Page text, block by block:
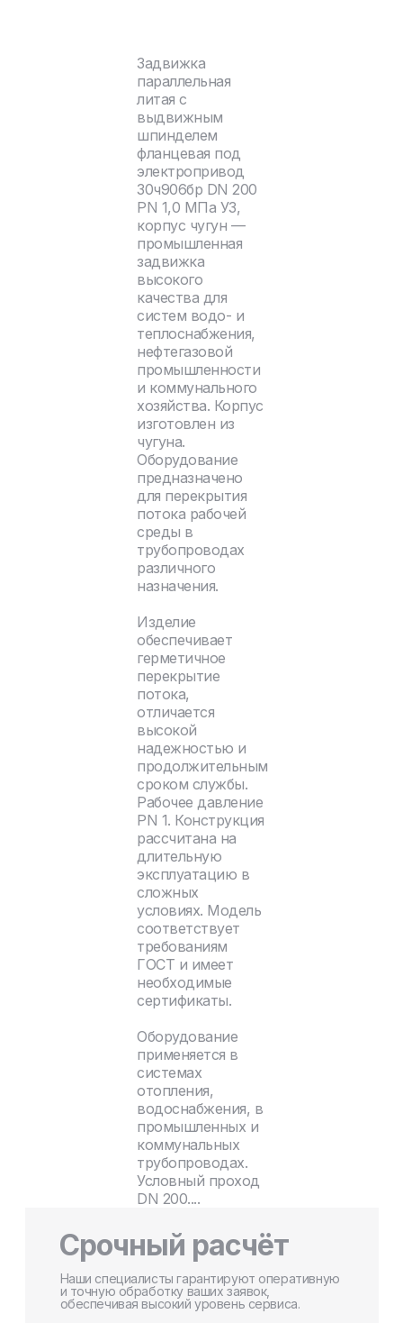
Задвижка
параллельная
литая с
выдвижным
шпинделем
фланцевая под
электропривод
30ч906бр DN 200
PN 1,0 МПа У3,
корпус чугун —
промышленная
задвижка
высокого
качества для
систем водо- и
теплоснабжения,
нефтегазовой
промышленности
и коммунального
хозяйства. Корпус
изготовлен из
чугуна.
Оборудование
предназначено
для перекрытия
потока рабочей
среды в
трубопроводах
различного
назначения.
Изделие
обеспечивает
герметичное
перекрытие
потока,
отличается
высокой
надежностью и
продолжительным
сроком службы.
Рабочее давление
PN 1. Конструкция
рассчитана на
длительную
эксплуатацию в
сложных
условиях. Модель
соответствует
требованиям
ГОСТ и имеет
необходимые
сертификаты.
Оборудование
применяется в
системах
отопления,
водоснабжения, в
промышленных и
коммунальных
трубопроводах.
Условный проход
DN 200....
Срочный расчёт
Наши специалисты гарантируют оперативную
и точную обработку ваших заявок,
обеспечивая высокий уровень сервиса.